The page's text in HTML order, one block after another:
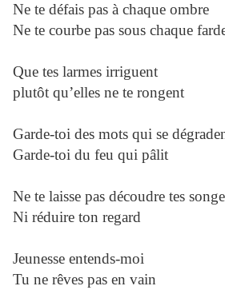
Ne te défais pas à chaque ombre
Ne te courbe pas sous chaque
Que tes larmes irriguent
plutôt qu’elles ne te rongent
Garde-toi des mots qui se
Garde-toi du feu qui pâlit
Ne te laisse pas découdre tes
Ni réduire ton regard
Jeunesse entends-moi
Tu ne rêves pas en vain